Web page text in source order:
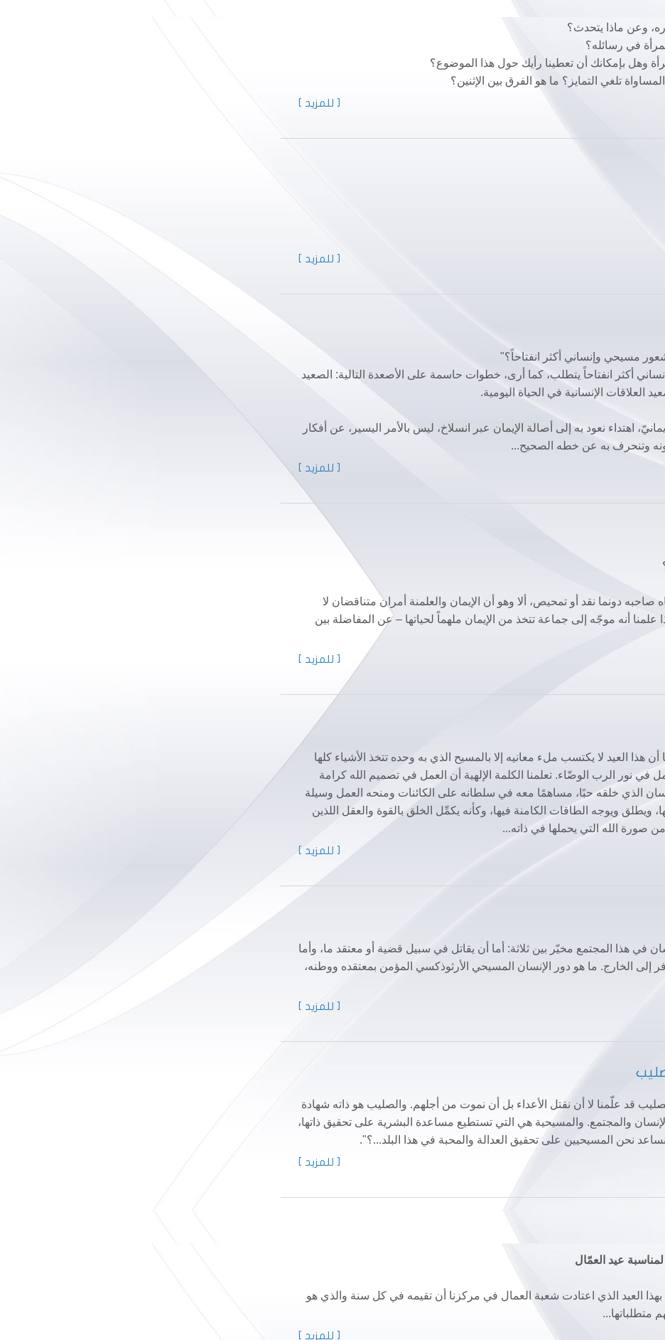
وعن ماذا يتحدث؟
في رسائله؟
وهل بإمكانك أن تعطينا رأيك حول هذا الموضوع؟
تلغي التمايز؟ ما هو الفرق بين الإثنين؟
[ للمزيد ]
[ للمزيد ]
مسيحي وإنساني أكثر انفتاحاً؟"
أكثر انفتاحاً يتطلب، كما أرى، خطوات حاسمة على الأصعدة التالية: الصعيد
العلاقات الإنسانية في الحياة اليومية.
اهتداء نعود به إلى أصالة الإيمان عبر انسلاخ، ليس بالأمر اليسير، عن أفكار
وتنحرف به عن خطه الصحيح...
[ للمزيد ]
دونما نقد أو تمحيص، ألا وهو أن الإيمان والعلمنة أمران متناقضان لا
علمنا أنه موجّه إلى جماعة تتخذ من الإيمان ملهماً لحياتها – عن المفاضلة بين
[ للمزيد ]
أن هذا العيد لا يكتسب ملء معانيه إلا بالمسيح الذي به وحده تتخذ الأشياء كلها
في نور الرب الوضّاء. تعلمنا الكلمة الإلهية أن العمل في تصميم الله كرامة
الذي خلقه حبًا، مساهمًا معه في سلطانه على الكائنات ومنحه العمل وسيلة
ويطلق ويوجه الطاقات الكامنة فيها، وكأنه يكمِّل الخلق بالقوة والعقل اللذين
صورة الله التي يحملها في ذاته...
[ للمزيد ]
في هذا المجتمع مخيّر بين ثلاثة: أما أن يقاتل في سبيل قضية أو معتقد ما، وأما
إلى الخارج. ما هو دور الإنسان المسيحي الأرثوذكسي المؤمن بمعتقده ووطنه،
[ للمزيد ]
قد علّمنا لا أن نقتل الأعداء بل أن نموت من أجلهم. والصليب هو ذاته شهادة
والمجتمع. والمسيحية هي التي تستطيع مساعدة البشرية على تحقيق ذاتها،
نحن المسيحيين على تحقيق العدالة والمحبة في هذا البلد...؟".
[ للمزيد ]
بهذا العيد الذي اعتادت شعبة العمال في مركزنا أن تقيمه في كل سنة والذي هو
[ للمزيد ]